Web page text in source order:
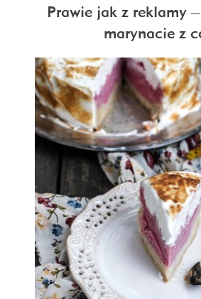
Prawie jak z reklamy
marynacie z